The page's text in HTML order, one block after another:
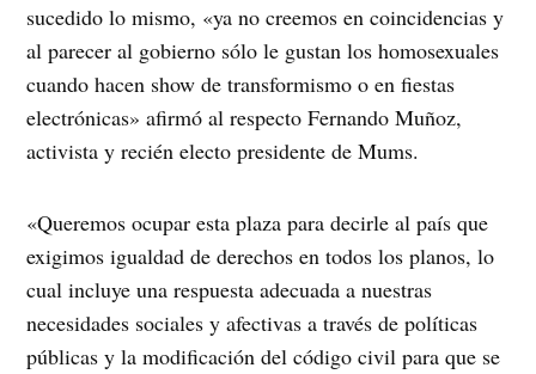
sucedido lo mismo, «ya no creemos en coincidencias y
al parecer al gobierno sólo le gustan los homosexuales
cuando hacen show de transformismo o en fiestas
electrónicas» afirmó al respecto Fernando Muñoz,
activista y recién electo presidente de Mums.
«Queremos ocupar esta plaza para decirle al país que
exigimos igualdad de derechos en todos los planos, lo
cual incluye una respuesta adecuada a nuestras
necesidades sociales y afectivas a través de políticas
públicas y la modificación del código civil para que se